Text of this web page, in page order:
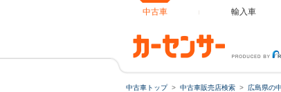
中古車 輸入車
中古車トップ 中古車販売店検索 広島県の